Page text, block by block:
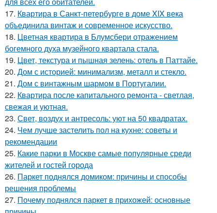
17. Квартира в Санкт-петербурге в доме XIX века
объединила винтаж и современное искусство.
18. Цветная квартира в Блумсбери отражением
богемного духа музейного квартала стала.
19. Цвет, текстура и пышная зелень: отель в Паттайе.
20. Дом с историей: минимализм, металл и стекло.
21. Дом с винтажным шармом в Португалии.
22. Квартира после капитального ремонта - светлая,
свежая и уютная.
23. Свет, воздух и антресоль: уют на 50 квадратах.
24. Чем лучше застелить пол на кухне: советы и
рекомендации
25. Какие парки в Москве самые популярные среди
жителей и гостей города
26. Паркет поднялся домиком: причины и способы
решения проблемы
27. Почему поднялся паркет в прихожей: основные